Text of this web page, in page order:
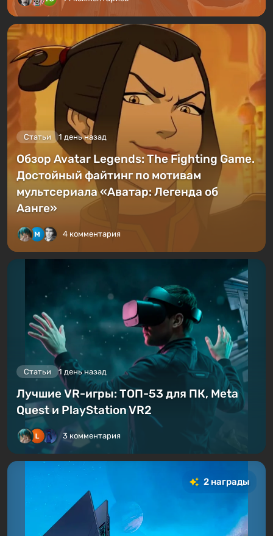
Статьи 1 день назад
Обзор Avatar Legends: The Fighting Game.
Достойный файтинг по мотивам
мультсериала «Аватар: Легенда об
Аанге»
4 комментария
Статьи 1 день назад
Лучшие VR-игры: ТОП-53 для ПК, Meta
Quest и PlayStation VR2
3 комментария
2 награды